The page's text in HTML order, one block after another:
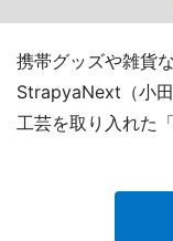
携帯グッズや雑貨
StrapyaNext（小
工芸を取り入れた